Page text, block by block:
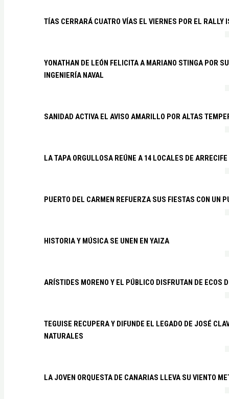
TÍAS CERRARÁ CUATRO VÍAS EL VIERNES POR EL RALLY
YONATHAN DE LEÓN FELICITA A MARIANO STINGA POR
INGENIERÍA NAVAL
SANIDAD ACTIVA EL AVISO AMARILLO POR ALTAS
LA TAPA ORGULLOSA REÚNE A 14 LOCALES DE ARRECIFE
PUERTO DEL CARMEN REFUERZA SUS FIESTAS CON UN
HISTORIA Y MÚSICA SE UNEN EN YAIZA
ARÍSTIDES MORENO Y EL PÚBLICO DISFRUTAN DE ECOS
TEGUISE RECUPERA Y DIFUNDE EL LEGADO DE JOSÉ
NATURALES
LA JOVEN ORQUESTA DE CANARIAS LLEVA SU VIENTO